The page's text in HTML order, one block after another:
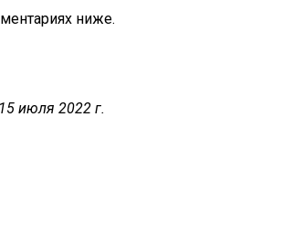
ниже.
июля 2022 г.